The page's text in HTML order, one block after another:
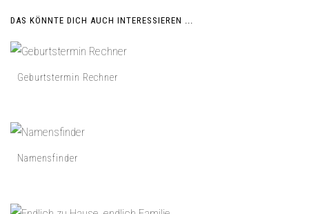
DAS KÖNNTE DICH AUCH INTERESSIEREN ...
Geburtstermin Rechner
Namensfinder